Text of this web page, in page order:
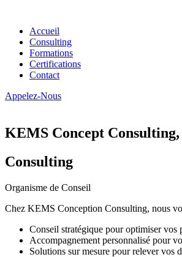
Accueil
Consulting
Formations
Certifications
Contact
Appelez-Nous
KEMS Concept
Consulting
Organisme de Conseil
Chez KEMS Conception Consulting, nous
Conseil stratégique pour optimiser vos
Accompagnement personnalisé pour
Solutions sur mesure pour relever vos